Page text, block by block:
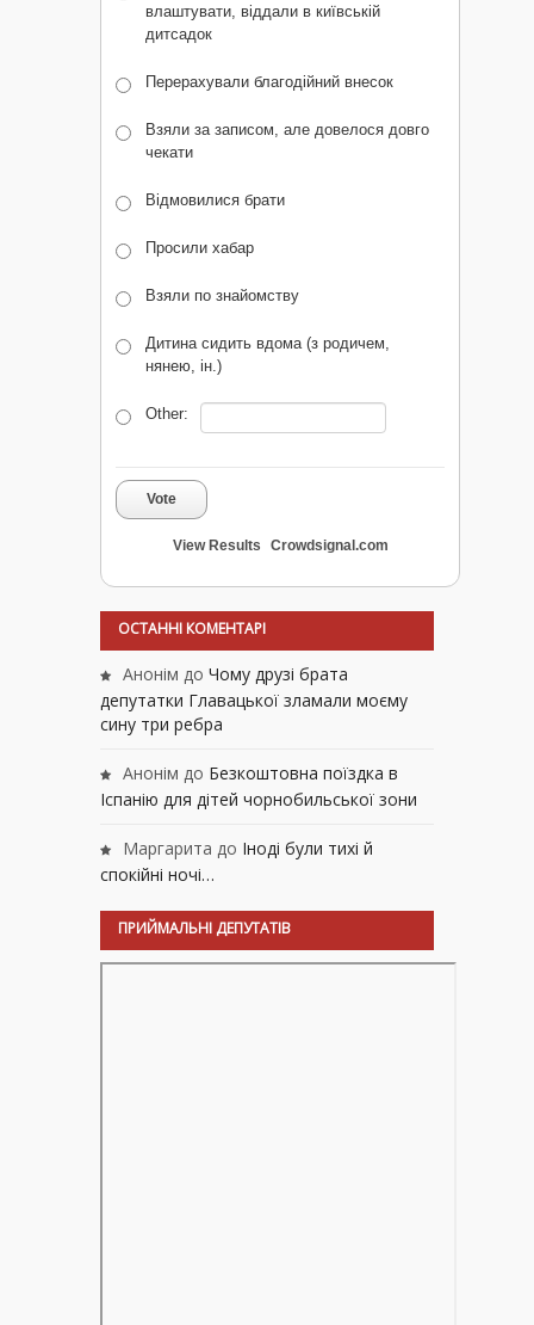
влаштувати, віддали в київській
дитсадок
Перерахували благодійний внесок
Взяли за записом, але довелося довго
чекати
Відмовилися брати
Просили хабар
Взяли по знайомству
Дитина сидить вдома (з родичем,
нянею, ін.)
Other:
Vote
View Results Crowdsignal.com
ОСТАННІ КОМЕНТАРІ
Анонім до Чому друзі брата
депутатки Главацької зламали моєму
сину три ребра
Анонім до Безкоштовна поїздка в
Іспанію для дітей чорнобильської зони
Маргарита до Іноді були тихі й
спокійні ночі…
ПРИЙМАЛЬНІ ДЕПУТАТІВ